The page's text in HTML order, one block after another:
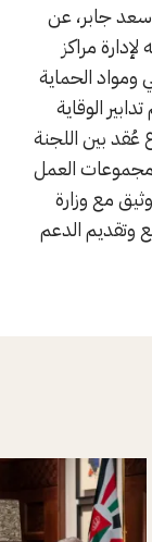
سعد جابر، عن
مراكز
ومواد الحماية
الوقاية
في اجتماع عُقد بين اللجنة
العمل
مع وزارة
وتقديم الدعم